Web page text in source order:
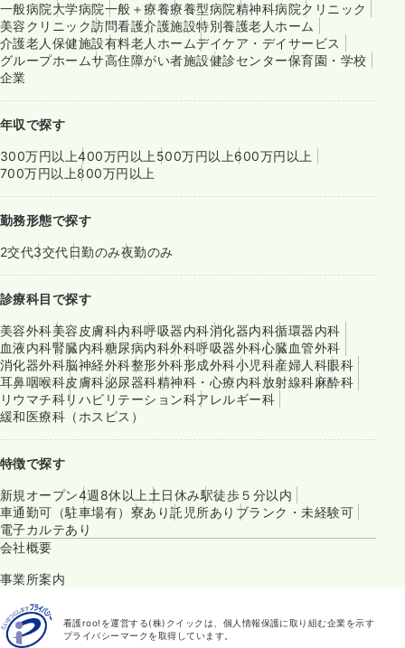
一般病院大学病院一般＋療養療養型病院精神科病院クリニック
美容クリニック訪問看護介護施設特別養護老人ホーム
介護老人保健施設有料老人ホームデイケア・デイサービス
グループホームサ高住障がい者施設健診センター保育園・学校
企業
年収で探す
300万円以上400万円以上 500万円以上600万円以上
700万円以上800万円以上
勤務形態で探す
2交代3交代日勤のみ夜勤のみ
診療科目で探す
美容外科美容皮膚科内科呼吸器内科消化器内科循環器内科
血液内科腎臓内科糖尿病内科外科呼吸器外科心臓血管外科
消化器外科脳神経外科整形外科形成外科小児科産婦人科眼科
耳鼻咽喉科皮膚科泌尿器科精神科・心療内科放射線科麻酔科
リウマチ科リハビリテーション科アレルギー科
緩和医療科（ホスピス）
特徴で探す
新規オープン4週8休以上 土日休み駅徒歩５分以内
車通勤可（駐車場有） 寮あり託児所あり ブランク・未経験可
電子カルテあり
会社概要
事業所案内
看護roo!を運営する(株)クイックは、個人情報保護に取り組む企業を示す
プライバシーマークを取得しています。